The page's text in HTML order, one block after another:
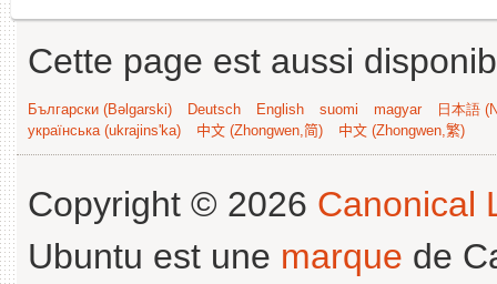
Cette page est aussi
Български (Bəlgarski) Deutsch English suomi magyar
日本語
українська (ukrajins'ka)
中文 (Zhongwen,简) 中文 (Zhongwen,繁)
Copyright © 2026 Canonical
Ubuntu est une marque de